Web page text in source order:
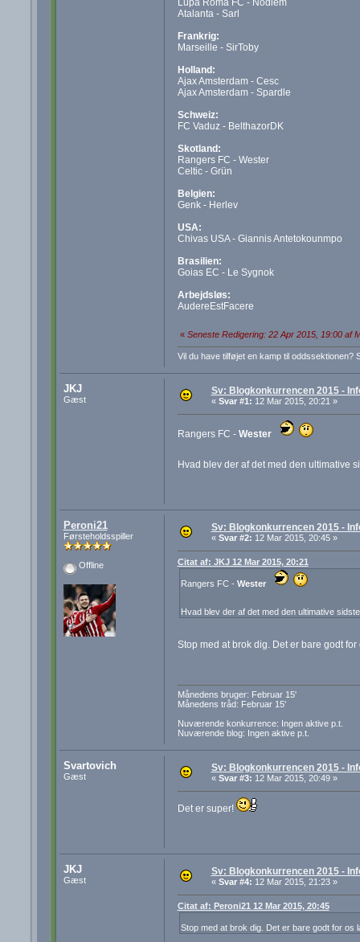
Atalanta - Sarl
Frankrig:
Marseille - SirToby
Holland:
Ajax Amsterdam - Cesc
Ajax Amsterdam - Spardle
Schweiz:
FC Vaduz - BelthazorDK
Skotland:
Rangers FC - Wester
Celtic - Grün
Belgien:
Genk - Herlev
USA:
Chivas USA - Giannis Antetokounmpo
Brasilien:
Goias EC - Le Sygnok
Arbejdsløs:
AudereEstFacere
« Seneste Redigering: 22 Apr 2015, 19:00 af
Vil du have tilføjet en kamp til oddssektionen?
JKJ
Gæst
Sv: Blogkonkurrencen 2015 -
« Svar #1: 12 Mar 2015, 20:21 »
Rangers FC - Wester
Hvad blev der af det med den ultimative
Peroni21
Førsteholdsspiller
Offline
Sv: Blogkonkurrencen 2015 -
« Svar #2: 12 Mar 2015, 20:45 »
Citat af: JKJ 12 Mar 2015, 20:21
Rangers FC - Wester
Hvad blev der af det med den ultimative
Stop med at brok dig. Det er bare godt
Månedens bruger: Februar 15'
Månedens tråd: Februar 15'
Nuværende konkurrence: Ingen aktive p.t.
Nuværende blog: Ingen aktive p.t.
Svartovich
Gæst
Sv: Blogkonkurrencen 2015 -
« Svar #3: 12 Mar 2015, 20:49 »
Det er super!
JKJ
Gæst
Sv: Blogkonkurrencen 2015 -
« Svar #4: 12 Mar 2015, 21:23 »
Citat af: Peroni21 12 Mar 2015, 20:45
Stop med at brok dig. Det er bare godt for